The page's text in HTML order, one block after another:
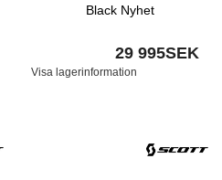
Black Nyhet
29 995SEK
Visa lagerinformation